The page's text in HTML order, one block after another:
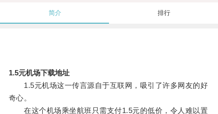
简介 排行
1.5元机场下载地址
1.5元机场这一传言源自于互联网，吸引了许多网友的好
奇心。
在这个机场乘坐航班只需支付1.5元的低价，令人难以置